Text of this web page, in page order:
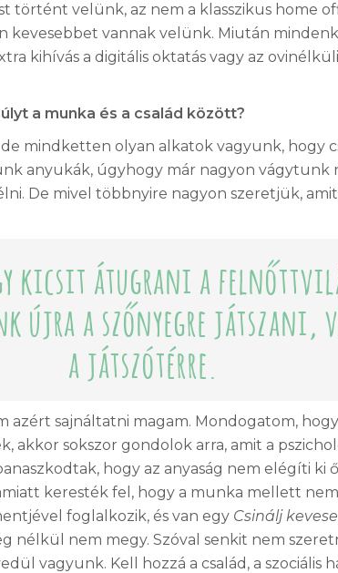
történt velünk, az nem a klasszikus home
kevesebbet vannak velünk. Miután
kihívás a digitális oktatás vagy az
a munka és a család között?
mindketten olyan alkatok vagyunk, hogy
anyukák, úgyhogy már nagyon vágytunk
De mivel többnyire nagyon szeretjük,
kicsit átugrani a
újra a szőnyegre játszani,
a játszótérre.
azért sajnáltatni magam. Mondogatom,
akkor sokszor gondolok arra, amit a
hogy az anyaság nem elégíti ki
keresték fel, hogy a munka mellett
foglalkozik, és van egy Csinálj
nélkül nem megy. Szóval senkit nem
vagyunk. Kell hozzá a család, a szociális